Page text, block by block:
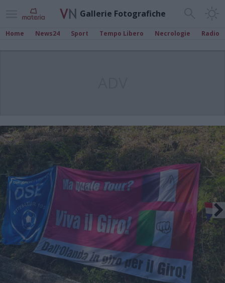
Gallerie Fotografiche
Home News24 Sport Tempo Libero Necrologie Radio